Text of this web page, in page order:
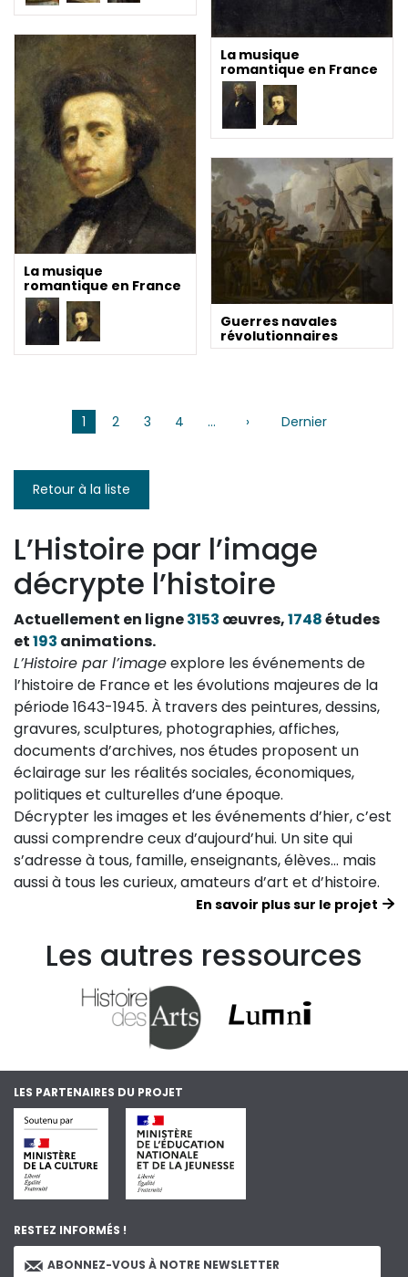
La musique
romantique en France
La musique
romantique en France
Guerres navales
révolutionnaires
Pagination
1 2 3 4 … ›
Page
Dernier
Retour à la liste
L’Histoire par l’image
décrypte l’histoire
Actuellement en ligne3153 œuvres,1748études
et193 animations.
L’Histoire par l’imageexplore les événements de
l’histoire de France et les évolutions majeures de la
période 1643-1945. À travers des peintures, dessins,
gravures, sculptures, photographies, affiches,
documents d’archives, nos études proposent un
éclairage sur les réalités sociales, économiques,
politiques et culturelles d’une époque.
Décrypter les images et les événements d’hier, c’est
aussi comprendre ceux d’aujourd’hui. Un site qui
s’adresse à tous, famille, enseignants, élèves… mais
aussi à tous les curieux, amateurs d’art et d’histoire.
En savoir plus sur le projet
Les autres ressources
LES PARTENAIRES DU PROJET
RESTEZ INFORMÉS !
ABONNEZ-VOUS À NOTRE NEWSLETTER